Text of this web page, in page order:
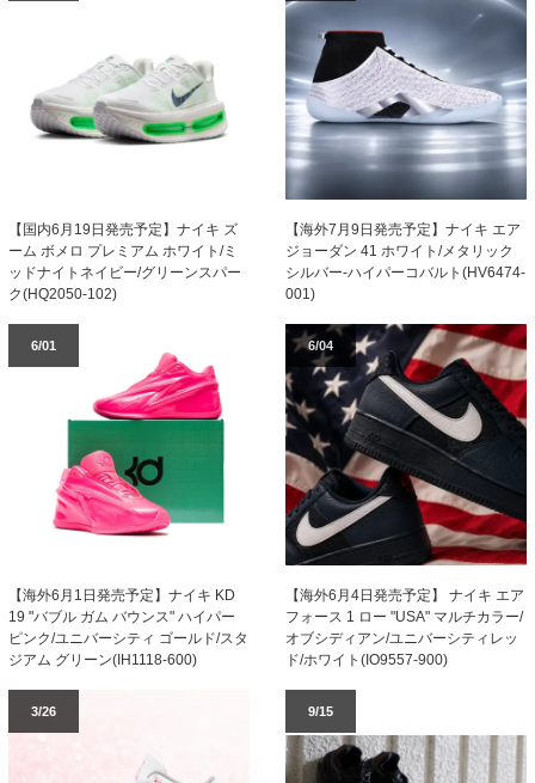
【国内6月19日発売予定】ナイキ ズ
ーム ボメロ プレミアム ホワイト/ミ
ッドナイトネイビー/グリーンスパー
ク(HQ2050-102)
【海外7月9日発売予定】ナイキ エア
ジョーダン 41 ホワイト/メタリック
シルバー-ハイパーコバルト(HV6474-
001)
6/01
【海外6月1日発売予定】ナイキ KD
19 "バブル ガム バウンス" ハイパー
ピンク/ユニバーシティ ゴールド/スタ
ジアム グリーン(IH1118-600)
6/04
【海外6月4日発売予定】 ナイキ エア
フォース 1 ロー "USA" マルチカラー/
オブシディアン/ユニバーシティレッ
ド/ホワイト(IO9557-900)
3/26 9/15